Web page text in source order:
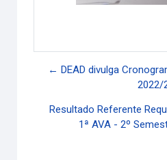
← DEAD divulga
2022/
Resultado Referente
1ª AVA - 2º